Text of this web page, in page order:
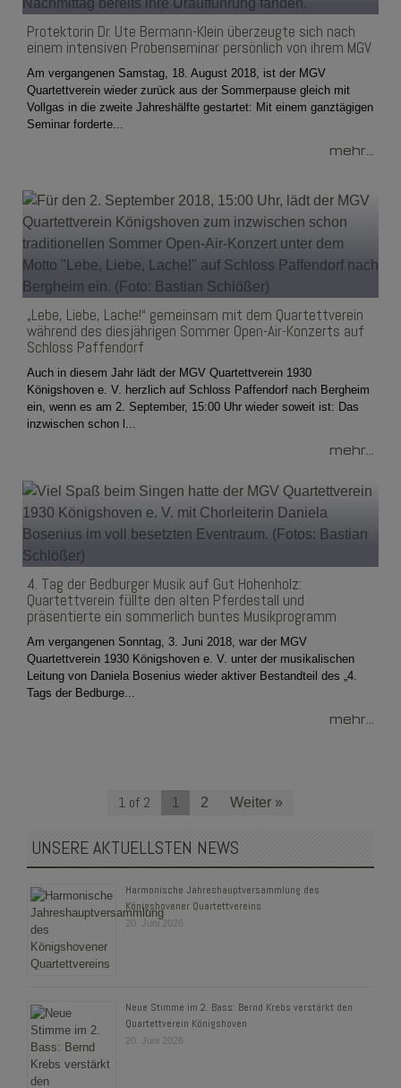
Protektorin Dr. Ute Bermann-Klein überzeugte sich nach
einem intensiven Probenseminar persönlich von ihrem MGV
Am vergangenen Samstag, 18. August 2018, ist der MGV
Quartettverein wieder zurück aus der Sommerpause gleich mit
Vollgas in die zweite Jahreshälfte gestartet: Mit einem ganztägigen
Seminar forderte...
mehr...
„Lebe, Liebe, Lache!“ gemeinsam mit dem Quartettverein
während des diesjährigen Sommer Open-Air-Konzerts auf
Schloss Paffendorf
Auch in diesem Jahr lädt der MGV Quartettverein 1930
Königshoven e. V. herzlich auf Schloss Paffendorf nach Bergheim
ein, wenn es am 2. September, 15:00 Uhr wieder soweit ist: Das
inzwischen schon l...
mehr...
4. Tag der Bedburger Musik auf Gut Hohenholz:
Quartettverein füllte den alten Pferdestall und
präsentierte ein sommerlich buntes Musikprogramm
Am vergangenen Sonntag, 3. Juni 2018, war der MGV
Quartettverein 1930 Königshoven e. V. unter der musikalischen
Leitung von Daniela Bosenius wieder aktiver Bestandteil des „4.
Tags der Bedburge...
mehr...
1 of 2 1 2 Weiter »
UNSERE AKTUELLSTEN NEWS
Harmonische Jahreshauptversammlung des
Königshovener Quartettvereins
20. Juni 2026
Neue Stimme im 2. Bass: Bernd Krebs verstärkt den
Quartettverein Königshoven
20. Juni 2026